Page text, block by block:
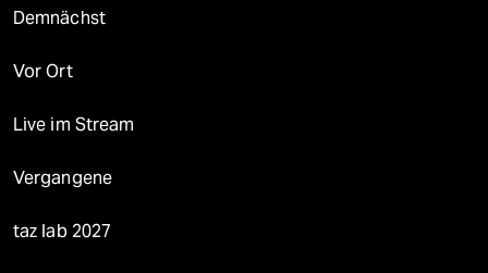
Demnächst
Vor Ort
Live im Stream
Vergangene
taz lab 2027